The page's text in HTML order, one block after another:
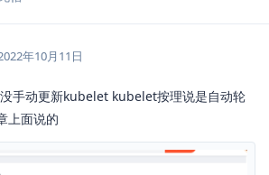
年10月11日
手动更新kubelet kubelet按理说是自动轮
上面说的